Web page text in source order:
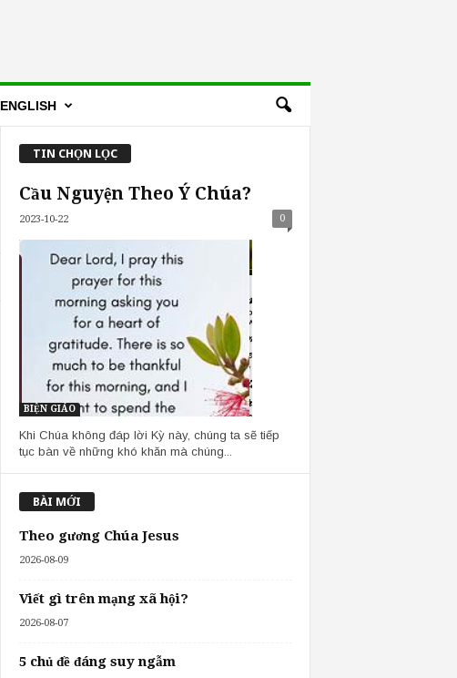
ENGLISH
TIN CHỌN LỌC
Cầu Nguyện Theo Ý Chúa?
2023-10-22 0
BIỆN GIÁO
Khi Chúa không đáp lời Kỳ này, chúng ta sẽ tiếp
tục bàn về những khó khăn mà chúng...
BÀI MỚI
Theo gương Chúa Jesus
2026-08-09
Viết gì trên mạng xã hội?
2026-08-07
5 chủ đề đáng suy ngẫm